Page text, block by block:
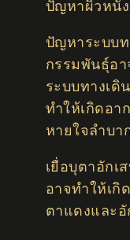
ปัญหาผิวหนัง
ปัญหาระบบ
กรรมพันธุ์อ
ระบบทางเดิ
ทำให้เกิดอา
หายใจลำบา
เยื่อบุตาอักเ
อาจทำให้เกิ
ตาแดงและอั